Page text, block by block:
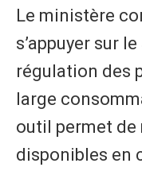
Le ministère
s’appuyer sur
régulation des
large
outil permet
disponibles en